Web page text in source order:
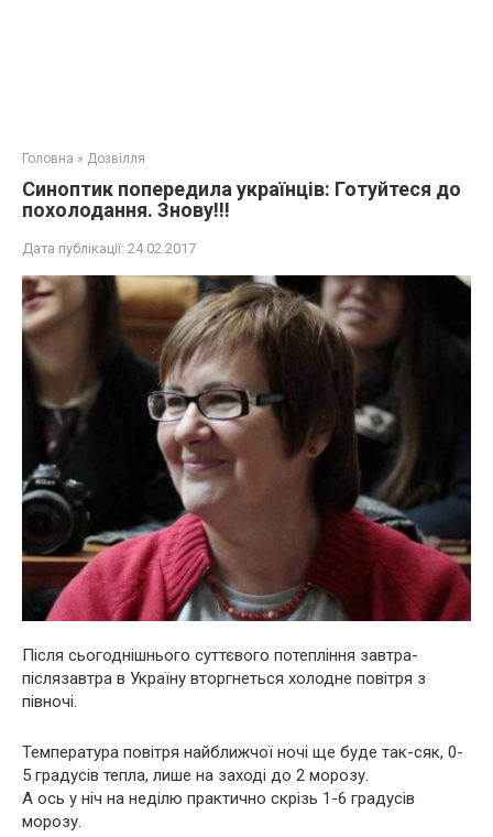
Головна » Дозвілля
Синоптик попередила українців: Готуйтеся до
похолодання. Знову!!!
Дата публікації: 24.02.2017
Після сьогоднішнього суттєвого потепління завтра-
післязавтра в Україну вторгнеться холодне повітря з
півночі.
Температура повітря найближчої ночі ще буде так-сяк, 0-
5 градусів тепла, лише на заході до 2 морозу.
А ось у ніч на неділю практично скрізь 1-6 градусів
морозу.